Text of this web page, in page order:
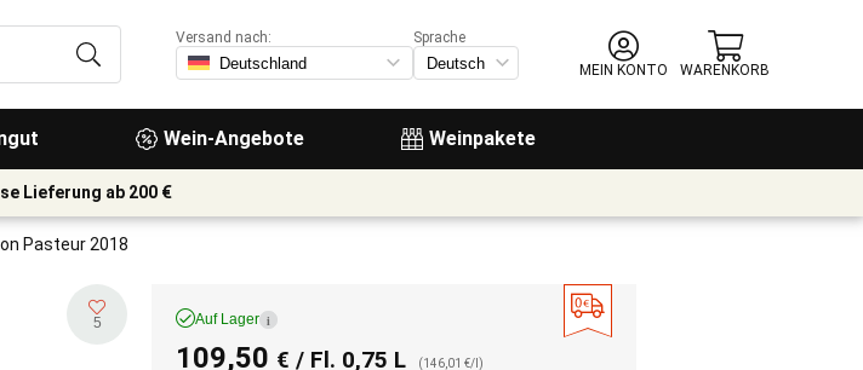
Wein-Angebote Weinpakete
Versand nach:
Sprache
MEIN KONTO
WARENKORB
Lieferung ab 200 €
Pasteur 2018
5 Auf Lager i
109,50 € / Fl. 0,75 L (146,01 €/l)